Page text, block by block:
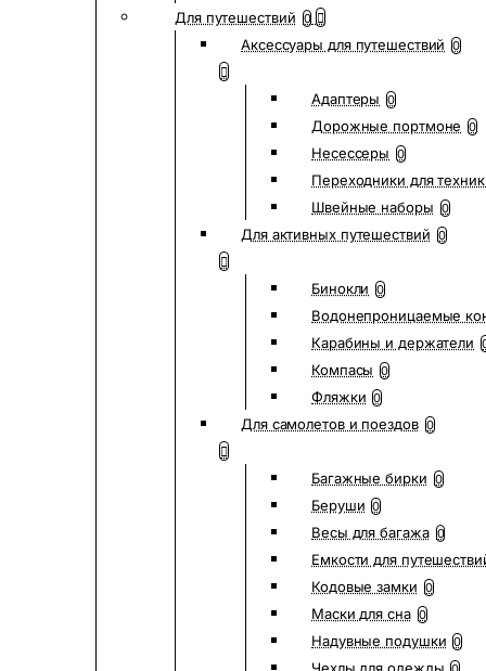
Для путешествий 0
Аксессуары для путешествий 0
Адаптеры 0
Дорожные портмоне 0
Несессеры 0
Переходники для
Швейные наборы 0
Для активных путешествий 0
Бинокли 0
Водонепроницаемые
Карабины и держатели
Компасы 0
Фляжки 0
Для самолетов и поездов 0
Багажные бирки 0
Беруши 0
Весы для багажа 0
Емкости для
Кодовые замки 0
Маски для сна 0
Надувные подушки 0